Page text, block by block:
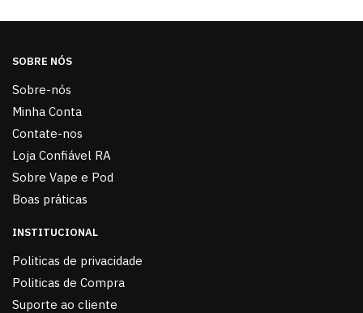
SOBRE NÓS
Sobre-nós
Minha Conta
Contate-nos
Loja Confiável RA
Sobre Vape e Pod
Boas práticas
INSTITUCIONAL
Politicas de privacidade
Politicas de Compra
Suporte ao cliente